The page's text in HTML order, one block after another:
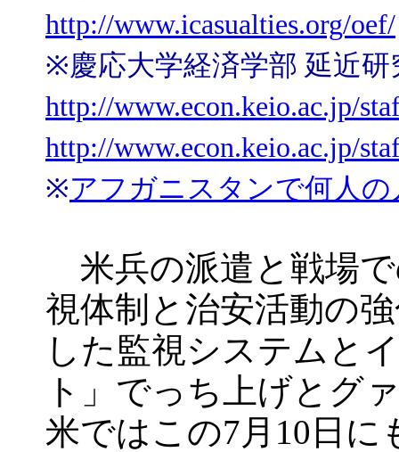
http://www.icasualties.org/oef/
※慶応大学経済学部 延近
http://www.econ.keio.ac.jp/
http://www.econ.keio.ac.jp/
※アフガニスタンで何人
米兵の派遣と戦場
視体制と治安活動の
した監視システムと
ト」でっち上げとグ
米ではこの7月10日